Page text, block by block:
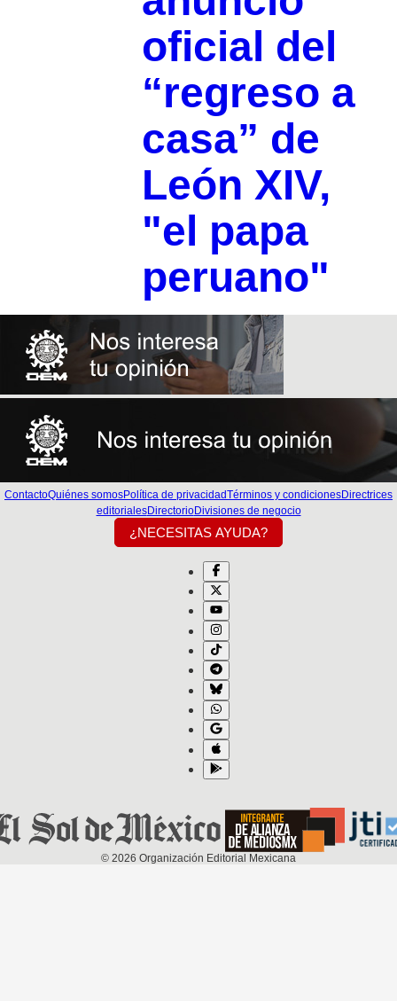
oficial del
“regreso a
casa” de
León XIV,
"el papa
peruano"
ContactoQuiénes somosPolítica de privacidadTérminos y condicionesDirectrices
editorialesDirectorioDivisiones de negocio
¿NECESITAS AYUDA?
© 2026 Organización Editorial Mexicana